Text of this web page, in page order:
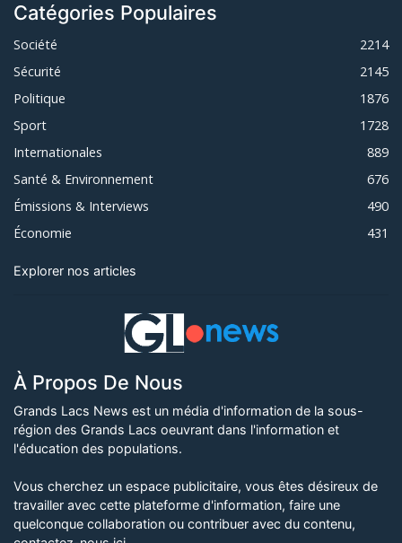
Catégories Populaires
Société
2214
Sécurité
2145
Politique
1876
Sport
1728
Internationales
889
Santé & Environnement
676
Émissions & Interviews
490
Économie
431
Explorer nos articles
À Propos De Nous
Grands Lacs News est un média d'information de la sous-
région des Grands Lacs oeuvrant dans l'information et
l'éducation des populations.
Vous cherchez un espace publicitaire, vous êtes désireux de
travailler avec cette plateforme d'information, faire une
quelconque collaboration ou contribuer avec du contenu,